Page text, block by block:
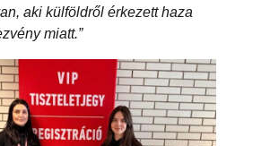
aki külföldről érkezett haza
miatt.”